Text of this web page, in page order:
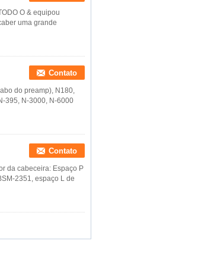
O & equipou
uma grande
Contato
do preamp), N180,
395, N-3000, N-6000
Contato
da cabeceira: Espaço P
2351, espaço L de